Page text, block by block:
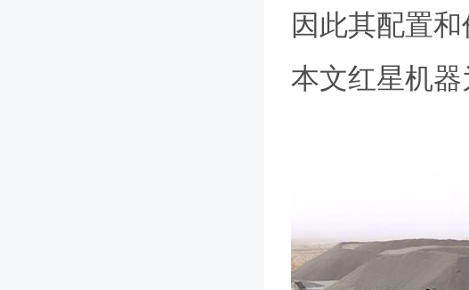
因此其配置
本文红星机器